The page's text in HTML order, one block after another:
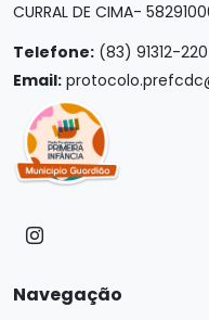
CURRAL DE CIMA-
Telefone: (83) 91312-220
Email:
Navegação